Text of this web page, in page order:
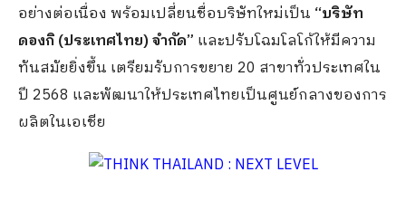
อย่างต่อเนื่อง พร้อมเปลี่ยนชื่อบริษัทใหม่เป็น “บริษัท
ดองกิ (ประเทศไทย) จำกัด” และปรับโฉมโลโก้ให้มีความ
ทันสมัยยิ่งขึ้น เตรียมรับการขยาย 20 สาขาทั่วประเทศใน
ปี 2568 และพัฒนาให้ประเทศไทยเป็นศูนย์กลางของการ
ผลิตในเอเชีย